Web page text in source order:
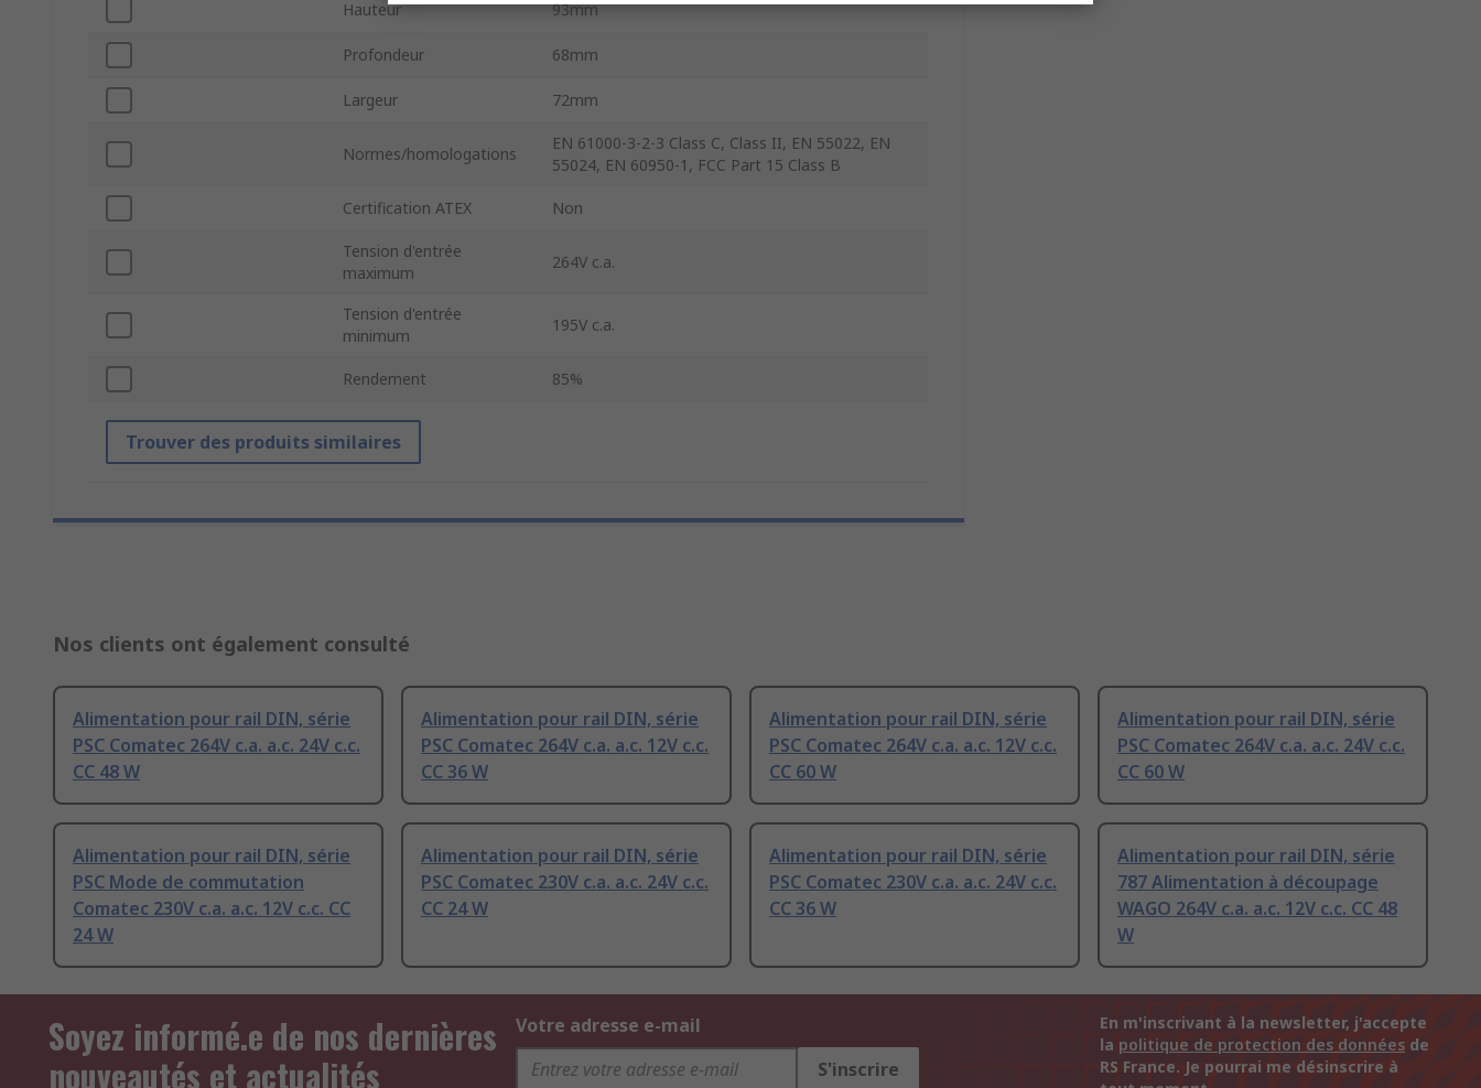
Hauteur 93mm
Profondeur 68mm
Largeur 72mm
Normes/homologations
EN 61000-3-2-3 Class C, Class II, EN 55022, EN
55024, EN 60950-1, FCC Part 15 Class B
Certification ATEX Non
Tension d'entrée
maximum
264V c.a.
Tension d'entrée
minimum
195V c.a.
Rendement 85%
Trouver des produits similaires
Nos clients ont également consulté
Alimentation pour rail DIN, série
PSC Comatec 264V c.a. a.c. 24V c.c.
CC 48 W
Alimentation pour rail DIN, série
PSC Comatec 264V c.a. a.c. 12V c.c.
CC 36 W
Alimentation pour rail DIN, série
PSC Comatec 264V c.a. a.c. 12V c.c.
CC 60 W
Alimentation pour rail DIN, série
PSC Comatec 264V c.a. a.c. 24V c.c.
CC 60 W
Alimentation pour rail DIN, série
PSC Mode de commutation
Comatec 230V c.a. a.c. 12V c.c. CC
24 W
Alimentation pour rail DIN, série
PSC Comatec 230V c.a. a.c. 24V c.c.
CC 24 W
Alimentation pour rail DIN, série
PSC Comatec 230V c.a. a.c. 24V c.c.
CC 36 W
Alimentation pour rail DIN, série
787 Alimentation à découpage
WAGO 264V c.a. a.c. 12V c.c. CC 48
W
Soyez informé.e de nos dernières
nouveautés et actualités
Votre adresse e-mail
S'inscrire
En m'inscrivant à la newsletter, j'accepte
la politique de protection des données de
RS France. Je pourrai me désinscrire à